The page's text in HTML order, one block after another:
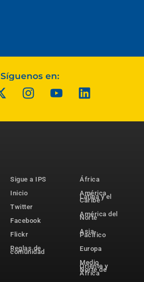
Síguenos en:
Sigue a IPS
Inicio
Twitter
Facebook
Flickr
Reglas de
comunidad
África
América
Latina y el
Caribe
América del
Norte
Asia-
Pacífico
Europa
Medio
Oriente y
Norte de
África